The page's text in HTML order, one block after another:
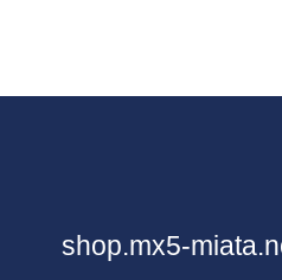
shop.mx5-